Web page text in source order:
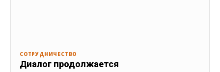
СОТРУДНИЧЕСТВО
Диалог продолжается